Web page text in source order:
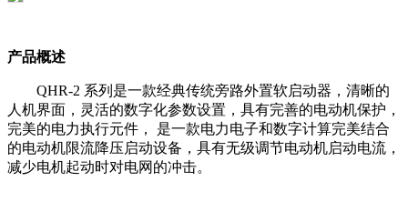
产品概述
QHR-2 系列是一款经典传统旁路外置软启动器，清晰的
人机界面，灵活的数字化参数设置，具有完善的电动机保护，
完美的电力执行元件， 是一款电力电子和数字计算完美结合
的电动机限流降压启动设备，具有无级调节电动机启动电流，
减少电机起动时对电网的冲击。